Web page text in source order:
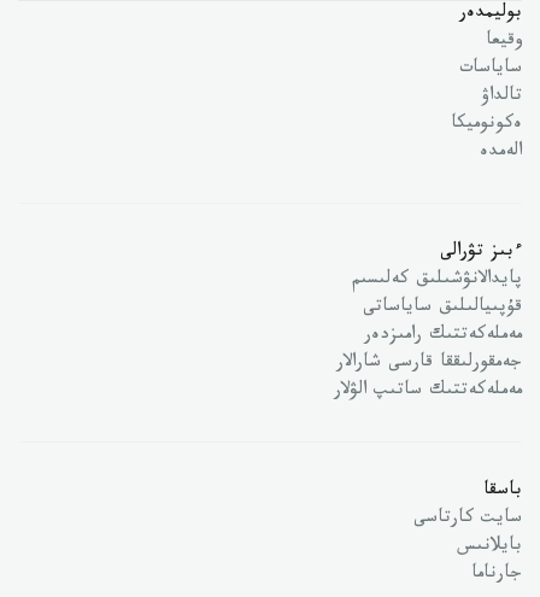
بوليمدەر
وقيعا
ساياسات
تالداۋ
ەكونوميكا
الەمدە
ءبىز تۋرالى
پايدالانۋشىلىق كەلىسىم
قۇپىيالىلىق ساياساتى
مەملەكەتتىك رامىزدەر
جەمقورلىققا قارسى شارالار
مەملەكەتتىك ساتىپ الۋلار
باسقا
سايت كارتاسى
بايلانىس
جارناما